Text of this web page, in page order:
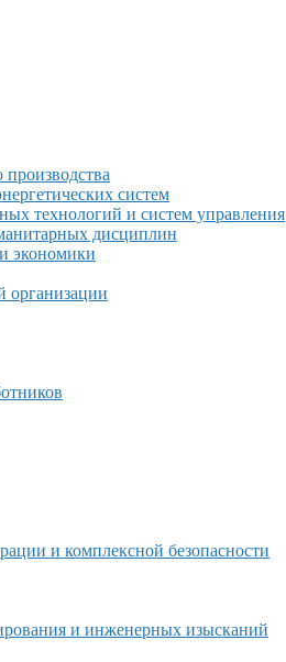
производства
систем
технологий и систем управления
дисциплин
экономики
организации
и комплексной безопасности
и инженерных изысканий